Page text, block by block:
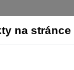
na stránce